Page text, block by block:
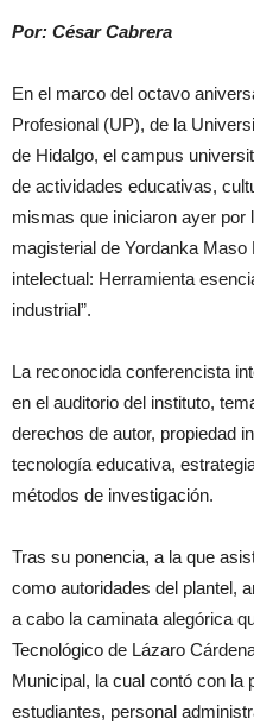
Por: César Cabrera
En el marco del octavo
Profesional (UP), de la
de Hidalgo, el campus
de actividades educativas,
mismas que iniciaron ayer por
magisterial de Yordanka Maso
intelectual: Herramienta
industrial”.
La reconocida conferencista
en el auditorio del instituto,
derechos de autor, propiedad
tecnología educativa,
métodos de investigación.
Tras su ponencia, a la que
como autoridades del plantel,
a cabo la caminata alegórica
Tecnológico de Lázaro
Municipal, la cual contó con la
estudiantes, personal